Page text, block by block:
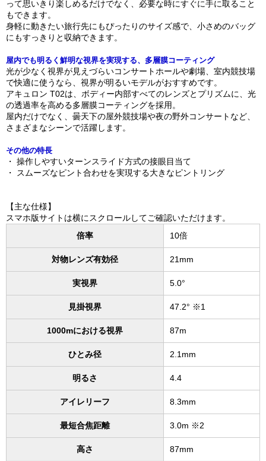
って思いきり楽しめるだけでなく、必要な時にすぐに手に取ること
もできます。
身軽に動きたい旅行先にもぴったりのサイズ感で、小さめのバッグ
にもすっきりと収納できます。
屋内でも明るく鮮明な視界を実現する、多層膜コーティング
光が少なく視界が見えづらいコンサートホールや劇場、室内競技場
で快適に使うなら、視界が明るいモデルがおすすめです。
アキュロン T02は、ボディー内部すべてのレンズとプリズムに、光
の透過率を高める多層膜コーティングを採用。
屋内だけでなく、曇天下の屋外競技場や夜の野外コンサートなど、
さまざまなシーンで活躍します。
その他の特長
・ 操作しやすいターンスライド方式の接眼目当て
・ スムーズなピント合わせを実現する大きなピントリング
【主な仕様】
スマホ版サイトは横にスクロールしてご確認いただけます。
倍率
10倍
対物レンズ有効径 21mm
実視界 5.0°
見掛視界 47.2° ※1
1000mにおける視界 87m
ひとみ径 2.1mm
明るさ 4.4
アイレリーフ 8.3mm
最短合焦距離 3.0m ※2
高さ 87mm